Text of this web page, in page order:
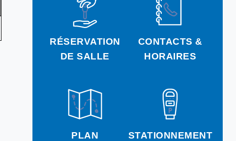
RÉSERVATION
DE SALLE
CONTACTS &
HORAIRES
PLAN STATIONNEMENT